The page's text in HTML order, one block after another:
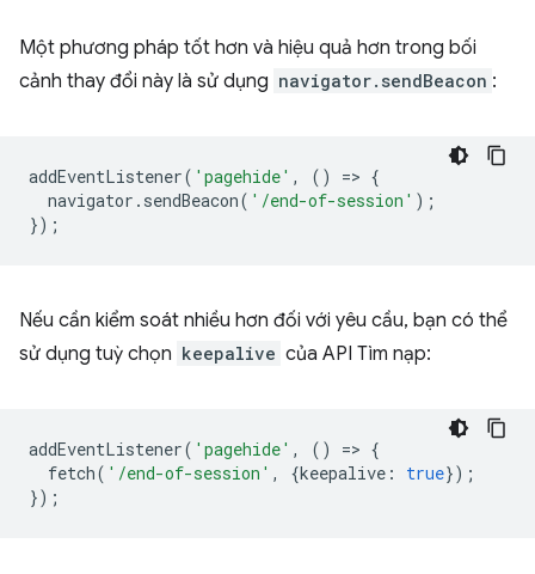
Một phương pháp tốt hơn và hiệu quả hơn trong bối
cảnh thay đổi này là sử dụng navigator.sendBeacon :
addEventListener( 'pagehide' , () => {
navigator . sendBeacon( '/end-of-session' );
});
Nếu cần kiểm soát nhiều hơn đối với yêu cầu, bạn có thể
sử dụng tuỳ chọn keepalive của API Tìm nạp:
addEventListener( 'pagehide' , () => {
fetch( '/end-of-session' , {keepalive : true});
});